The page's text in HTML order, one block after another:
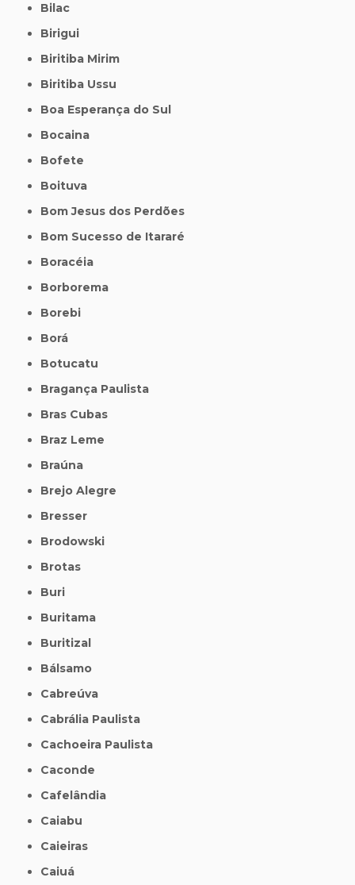
Bilac
Birigui
Biritiba Mirim
Biritiba Ussu
Boa Esperança do Sul
Bocaina
Bofete
Boituva
Bom Jesus dos Perdões
Bom Sucesso de Itararé
Boracéia
Borborema
Borebi
Borá
Botucatu
Bragança Paulista
Bras Cubas
Braz Leme
Braúna
Brejo Alegre
Bresser
Brodowski
Brotas
Buri
Buritama
Buritizal
Bálsamo
Cabreúva
Cabrália Paulista
Cachoeira Paulista
Caconde
Cafelândia
Caiabu
Caieiras
Caiuá